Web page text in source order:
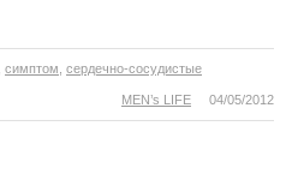
симптом сердечно-сосудистые
04/05/2012
MEN’s LIFE